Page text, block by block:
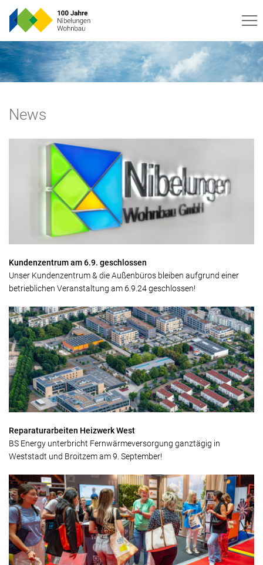
News
Kundenzentrum am 6.9. geschlossen
Unser Kundenzentrum & die Außenbüros bleiben aufgrund einer
betrieblichen Veranstaltung am 6.9.24 geschlossen!
Reparaturarbeiten Heizwerk West
BS Energy unterbricht Fernwärmeversorgung ganztägig in
Weststadt und Broitzem am 9. September!